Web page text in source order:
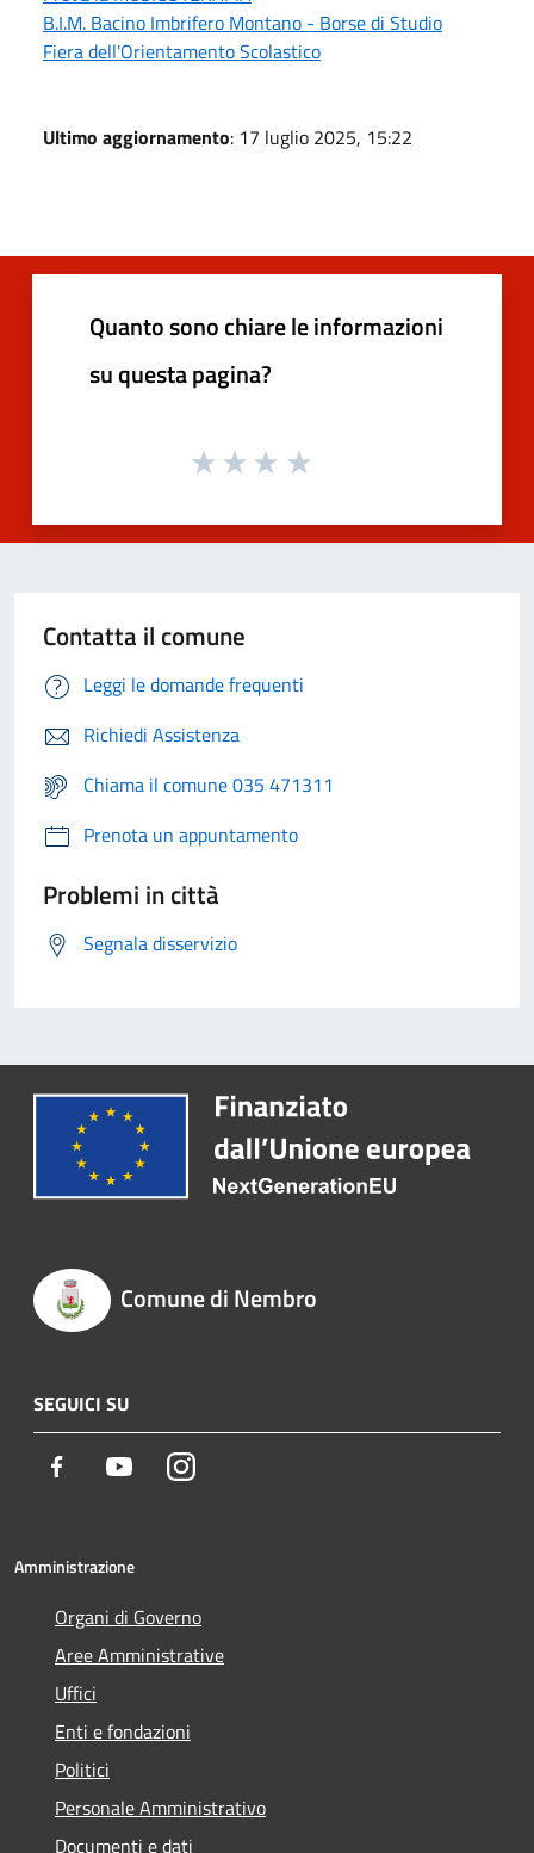
B.I.M. Bacino Imbrifero Montano - Borse di Studio
Fiera dell'Orientamento Scolastico
Ultimo aggiornamento: 17 luglio 2025, 15:22
Quanto sono chiare le informazioni
su questa pagina?
Contatta il comune
Leggi le domande frequenti
Richiedi Assistenza
Chiama il comune 035 471311
Prenota un appuntamento
Problemi in città
Segnala disservizio
Comune di Nembro
SEGUICI SU
Facebook YoutubeInstagram
Amministrazione
Organi di Governo
Aree Amministrative
Uffici
Enti e fondazioni
Politici
Personale Amministrativo
Documenti e dati